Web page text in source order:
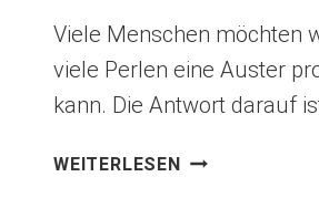
Viele Menschen möchten
viele Perlen eine Auster
kann. Die Antwort darauf
WEITERLESENWIE